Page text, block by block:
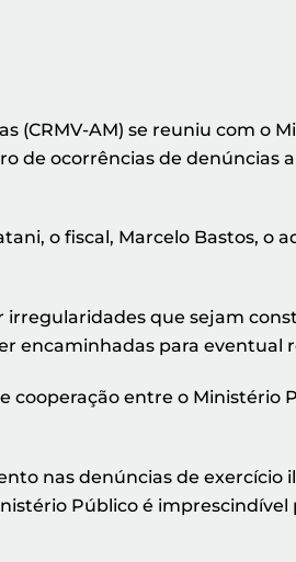
(CRMV-AM) se reuniu com o
de ocorrências de denúncias
o fiscal, Marcelo Bastos,
que sejam
encaminhadas para eventual
entre o Ministério
nas denúncias de exercício
Público é